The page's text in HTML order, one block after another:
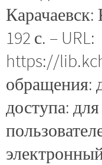
192 с. – URL:
https://
обращения:
доступа: